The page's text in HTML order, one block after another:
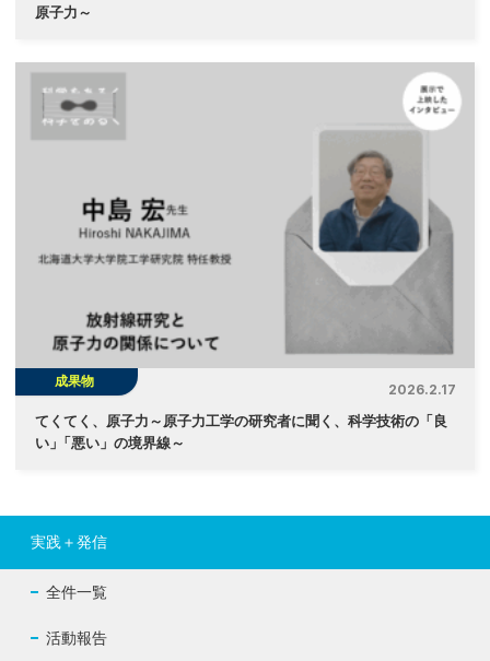
原子力～
成果物
2026.2.17
てくてく、原子力～原子力工学の研究者に聞く、科学技術の「良
い」 「悪い」の境界線～
実践＋発信
全件一覧
活動報告